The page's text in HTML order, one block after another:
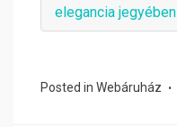
elegancia jegyében
Posted in Webáruház